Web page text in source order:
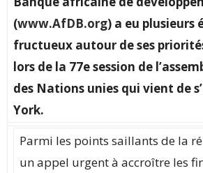
(www.AfDB.org) a eu plusieurs
fructueux autour de ses
lors de la 77e session de
des Nations unies qui vient de
York.
Parmi les points saillants de la
un appel urgent à accroître les